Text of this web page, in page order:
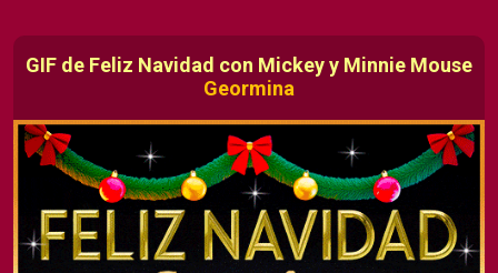
GIF de Feliz Navidad con Mickey y Minnie Mouse
Geormina